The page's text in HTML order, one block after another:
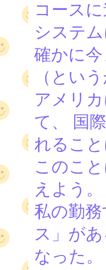
コース
システ
確かに
（とい
アメリ
て、 国
れるこ
このこ
えよう。
私の勤
ス」が
なった